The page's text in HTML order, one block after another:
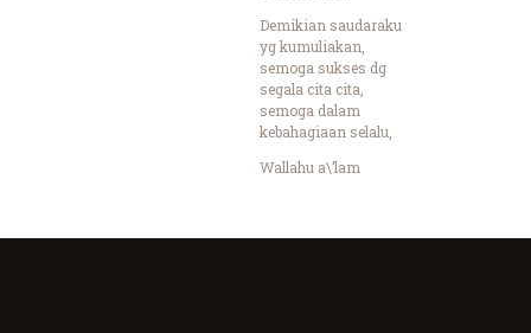
Demikian saudaraku
yg kumuliakan,
semoga sukses dg
segala cita cita,
semoga dalam
kebahagiaan selalu,
Wallahu a\’lam